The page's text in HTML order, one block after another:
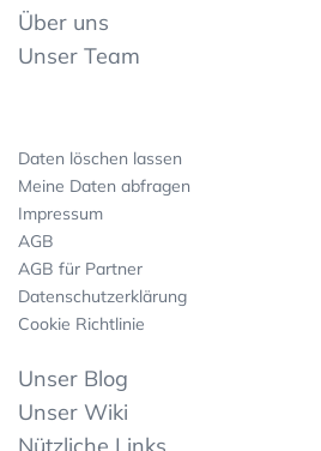
Über uns
Unser Team
Daten löschen lassen
Meine Daten abfragen
Impressum
AGB
AGB für Partner
Datenschutzerklärung
Cookie Richtlinie
Unser Blog
Unser Wiki